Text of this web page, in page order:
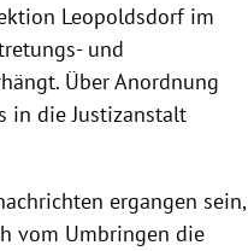
Leopoldsdorf im
und
Über Anordnung
in die Justizanstalt
ergangen sein,
vom Umbringen die